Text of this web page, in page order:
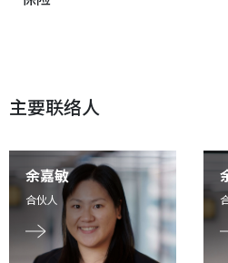
社区投
应届毕业生
主要联络人
余嘉敏
合伙人